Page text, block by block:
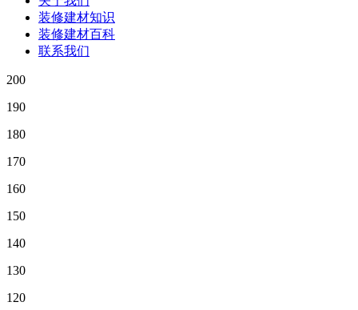
装修建材知识
装修建材百科
联系我们
200
190
180
170
160
150
140
130
120